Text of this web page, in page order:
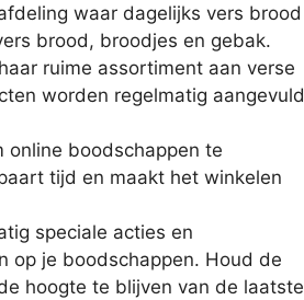
waar dagelijks vers brood
brood, broodjes en gebak.
ruime assortiment aan verse
worden regelmatig aangevuld
online boodschappen te
tijd en maakt het winkelen
speciale acties en
op je boodschappen. Houd de
hoogte te blijven van de laatste